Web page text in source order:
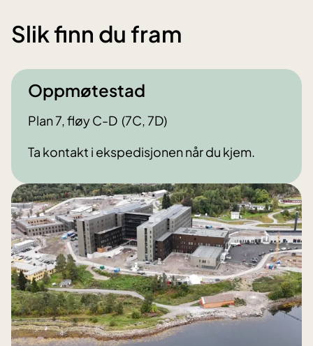
Slik finn du fram
Oppmøtestad
Plan 7, fløy C-D (7C, 7D)
Ta kontakt i ekspedisjonen når du kjem.